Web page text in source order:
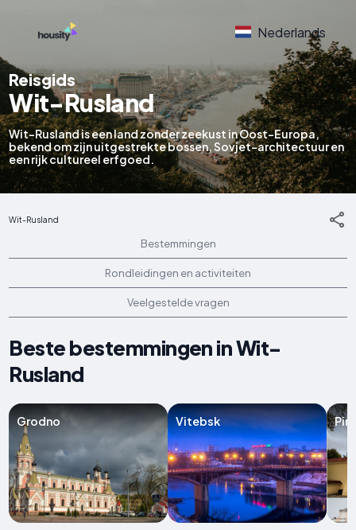
Nederlands
Reisgids
Wit-Rusland
Wit-Rusland is een land zonder zeekust in Oost-Europa,
bekend om zijn uitgestrekte bossen, Sovjet-architectuur en
een rijk cultureel erfgoed.
Wit-Rusland
Bestemmingen
Rondleidingen en activiteiten
Veelgestelde vragen
Beste bestemmingen in Wit-
Rusland
Grodno Vitebsk